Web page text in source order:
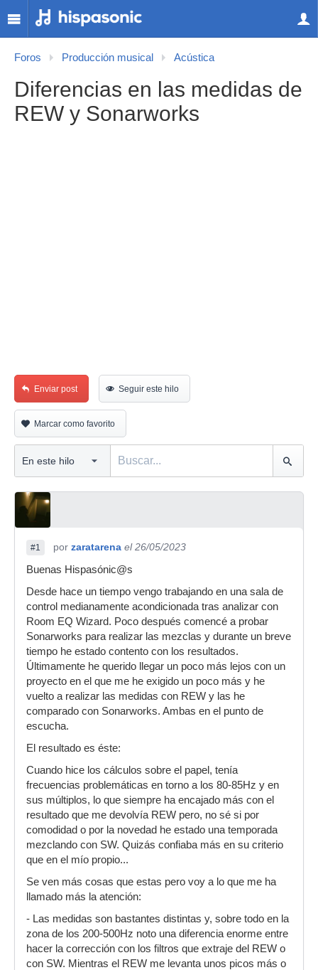
Foros Producción musical Acústica
Diferencias en las medidas de
REW y Sonarworks
Enviar post Seguir este hilo
Marcar como favorito
#1 por zaratarena el 26/05/2023
Buenas Hispasónic@s
Desde hace un tiempo vengo trabajando en una sala de
control medianamente acondicionada tras analizar con
Room EQ Wizard. Poco después comencé a probar
Sonarworks para realizar las mezclas y durante un breve
tiempo he estado contento con los resultados.
Últimamente he querido llegar un poco más lejos con un
proyecto en el que me he exigido un poco más y he
vuelto a realizar las medidas con REW y las he
comparado con Sonarworks. Ambas en el punto de
escucha.
El resultado es éste:
Cuando hice los cálculos sobre el papel, tenía
frecuencias problemáticas en torno a los 80-85Hz y en
sus múltiplos, lo que siempre ha encajado más con el
resultado que me devolvía REW pero, no sé si por
comodidad o por la novedad he estado una temporada
mezclando con SW. Quizás confiaba más en su criterio
que en el mío propio...
Se ven más cosas que estas pero voy a lo que me ha
llamado más la atención:
- Las medidas son bastantes distintas y, sobre todo en la
zona de los 200-500Hz noto una diferencia enorme entre
hacer la corrección con los filtros que extraje del REW o
con SW. Mientras el REW me levanta unos picos más o